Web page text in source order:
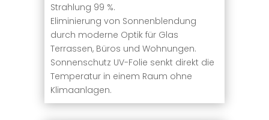
Strahlung 99 %.
Eliminierung von Sonnenblendung
durch moderne Optik für Glas
Terrassen, Büros und Wohnungen.
Sonnenschutz UV-Folie senkt direkt die
Temperatur in einem Raum ohne
Klimaanlagen.